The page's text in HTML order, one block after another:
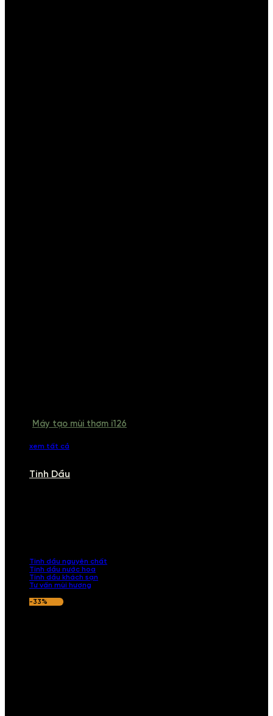
Máy tạo mùi thơm i126
xem tất cả
Tinh Dầu
Tinh dầu nguyên chất
Tinh dầu nước hoa
Tinh dầu khách sạn
Tư vấn mùi hương
-33%